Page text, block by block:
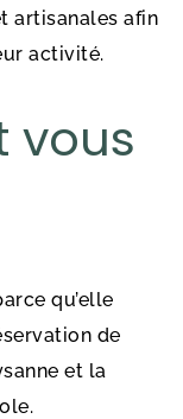
artisanales afin
activité.
vous
qu’elle
de
et la